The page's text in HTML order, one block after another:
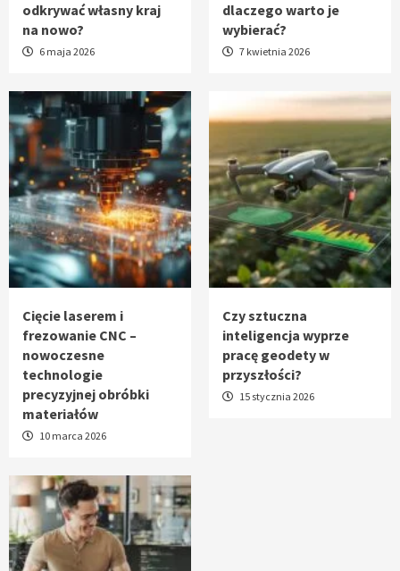
odkrywać własny kraj
na nowo?
6 maja 2026
dlaczego warto je
wybierać?
7 kwietnia 2026
Cięcie laserem i
frezowanie CNC –
nowoczesne
technologie
precyzyjnej obróbki
materiałów
10 marca 2026
Czy sztuczna
inteligencja wyprze
pracę geodety w
przyszłości?
15 stycznia 2026